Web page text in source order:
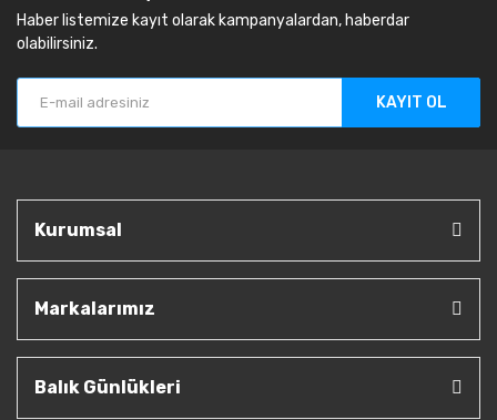
Haber listemize kayıt olarak kampanyalardan, haberdar
olabilirsiniz.
KAYIT OL
Kurumsal
Markalarımız
Balık Günlükleri